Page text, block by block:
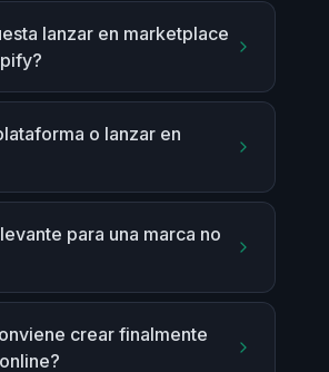
lanzar en marketplace
o lanzar en
para una marca no
crear finalmente